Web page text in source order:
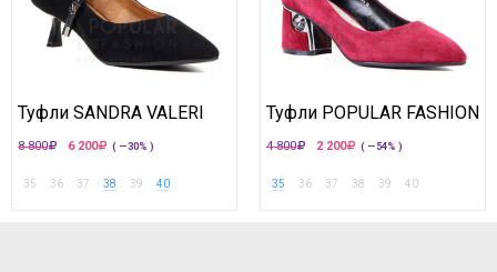
Туфли SANDRA VALERI
8 800 6 200 ( —30% )
35 36 37 38 39 40
Туфли POPULAR FASHION
4 800 2 200 ( —54% )
35 36 37 38 39 40